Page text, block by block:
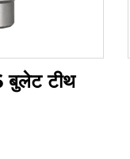
बुलेट टीथ